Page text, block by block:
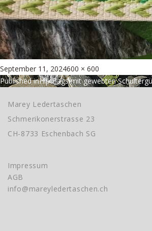
Posted
on
September 11, 2024Full
size
600 × 600
Beitragsnavigation
Published inHip Bags mit gewebten
Marey Ledertaschen
Schmerikonerstrasse 23
CH-8733 Eschenbach SG
Impressum
AGB
info@mareyledertaschen.ch